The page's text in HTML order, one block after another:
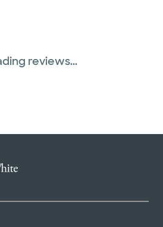
reviews...